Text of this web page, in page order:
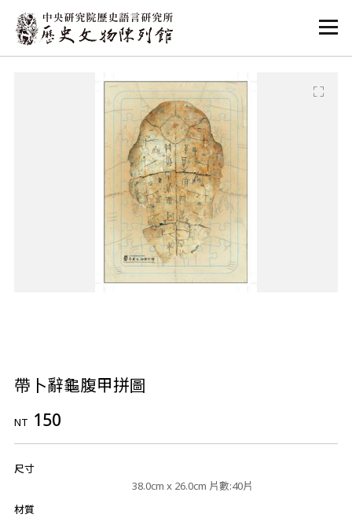
:::
:::
帶卜辭龜腹甲拼圖
NT 150
尺寸
38.0cm x 26.0cm 片數:40片
材質